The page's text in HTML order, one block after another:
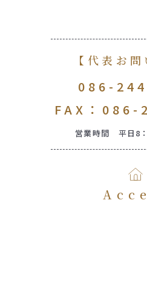
【代表お問
086-
FAX：
営業時間 平日8